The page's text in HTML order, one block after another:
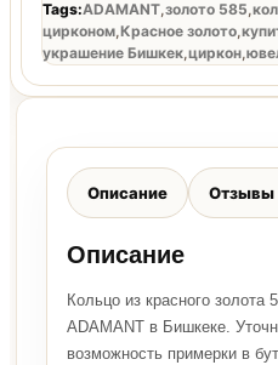
Tags:ADAMANT,золото 585,
цирконом,Красное золото,
украшение Бишкек,циркон,
Описание Отзывы
Описание
Кольцо из красного золота
ADAMANT в Бишкеке.
возможность примерки в